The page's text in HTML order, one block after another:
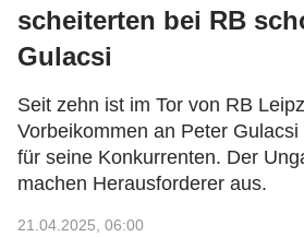
scheiterten bei RB
Gulacsi
Seit zehn ist im Tor von RB
Vorbeikommen an Peter
für seine Konkurrenten. Der
machen Herausforderer aus.
21.04.2025, 06:00